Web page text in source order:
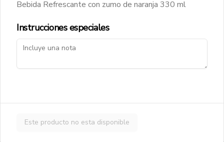
Pomodoro, mozzarella, jamón cocido,
Bebida Refrescante con zumo de naranja 330 ml
Instrucciones especiales
Este producto no esta disponible